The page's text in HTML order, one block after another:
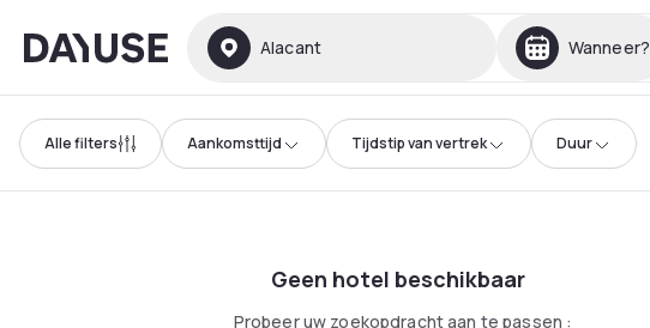
Dayuse Alacant Wanneer?
Alle filters Aankomsttijd Tijdstip van vertrek Duur
Geen hotel beschikbaar
Probeer uw zoekopdracht aan te passen :